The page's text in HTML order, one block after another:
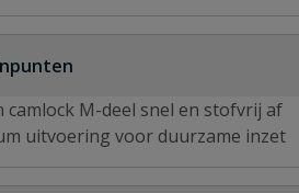
camlock M-deel snel en stofvrij af
uitvoering voor duurzame inzet